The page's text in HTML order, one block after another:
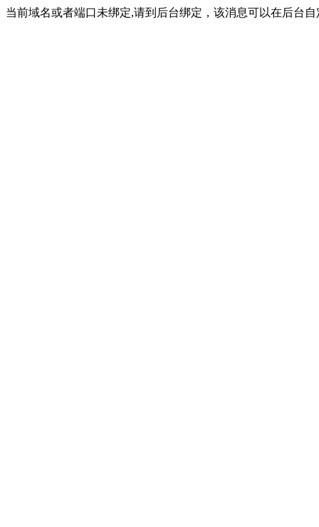
当前域名或者端口未绑定,请到后台绑定，该消息可以在后台自